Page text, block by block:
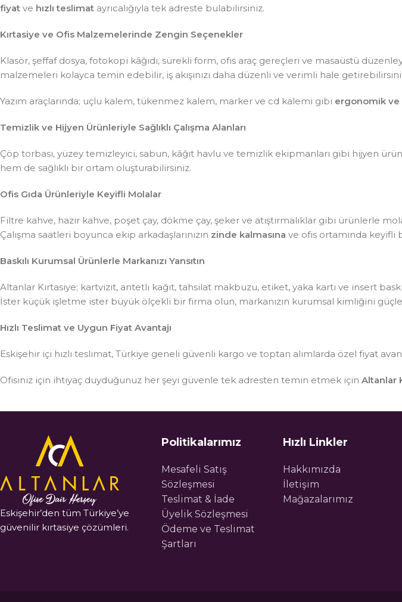
fiyat ve hızlı teslimat ayrıcalığıyla tek adreste bulabilirsiniz.
Kırtasiye ve Ofis Malzemelerinde Zengin Seçenekler
Klasör, şeffaf dosya, fotokopi kâğıdı, sürekli form, ofis araç gereçleri ve masaüstü
malzemeleri kolayca temin edebilir, iş akışınızı daha düzenli ve verimli hale
Yazım araçlarında; uçlu kalem, tükenmez kalem, marker ve cd kalemi gibi ergonomik
Temizlik ve Hijyen Ürünleriyle Sağlıklı Çalışma Alanları
Çöp torbası, yüzey temizleyici, sabun, kâğıt havlu ve temizlik ekipmanları gibi hijyen
hem de sağlıklı bir ortam oluşturabilirsiniz.
Ofis Gıda Ürünleriyle Keyifli Molalar
Filtre kahve, hazır kahve, poşet çay, dökme çay, şeker ve atıştırmalıklar gibi ürünlerle
Çalışma saatleri boyunca ekip arkadaşlarınızın zinde kalmasına ve ofis ortamında keyifli
Baskılı Kurumsal Ürünlerle Markanızı Yansıtın
Altanlar Kırtasiye; kartvizit, antetli kağıt, tahsilat makbuzu, etiket, yaka kartı ve insert
İster küçük işletme ister büyük ölçekli bir firma olun, markanızın kurumsal kimliğini
Hızlı Teslimat ve Uygun Fiyat Avantajı
Eskişehir içi hızlı teslimat, Türkiye geneli güvenli kargo ve toptan alımlarda özel fiyat
Ofisiniz için ihtiyaç duyduğunuz her şeyi güvenle tek adresten temin etmek için Altanlar
Eskişehir’den tüm Türkiye’ye
güvenilir kırtasiye çözümleri.
Politikalarımız
Mesafeli Satış
Sözleşmesi
Teslimat & İade
Üyelik Sözleşmesi
Ödeme ve Teslimat
Şartları
Hızlı Linkler
Hakkımızda
İletişim
Mağazalarımız